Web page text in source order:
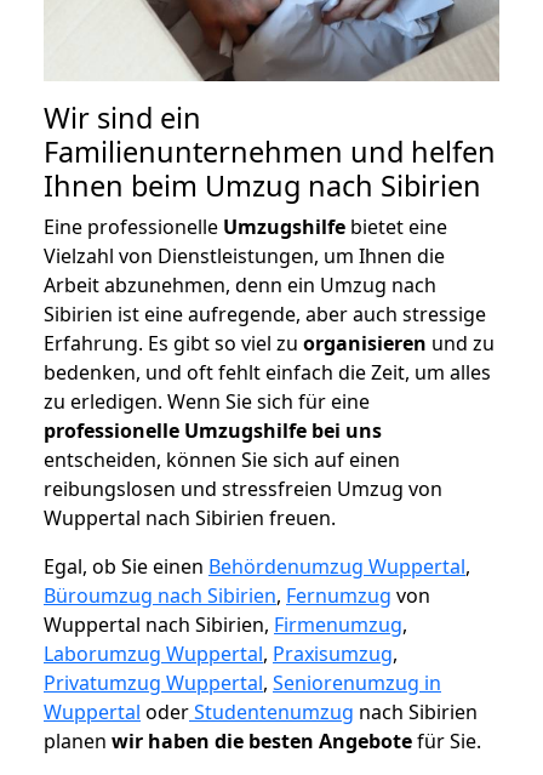
Wir sind ein
Familienunternehmen und helfen
Ihnen beim Umzug nach Sibirien
Eine professionelle Umzugshilfe bietet eine
Vielzahl von Dienstleistungen, um Ihnen die
Arbeit abzunehmen, denn ein Umzug nach
Sibirien ist eine aufregende, aber auch stressige
Erfahrung. Es gibt so viel zu organisieren und zu
bedenken, und oft fehlt einfach die Zeit, um alles
zu erledigen. Wenn Sie sich für eine
professionelle Umzugshilfe bei uns
entscheiden, können Sie sich auf einen
reibungslosen und stressfreien Umzug von
Wuppertal nach Sibirien freuen.
Egal, ob Sie einen Behördenumzug Wuppertal,
Büroumzug nach Sibirien, Fernumzug von
Wuppertal nach Sibirien, Firmenumzug,
Laborumzug Wuppertal, Praxisumzug,
Privatumzug Wuppertal, Seniorenumzug in
Wuppertal oderStudentenumzug nach Sibirien
planen wir haben die besten Angebotefür Sie.